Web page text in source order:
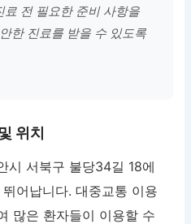
전 필요한 준비 사항을
한 진료를 받을 수 있도록
위치
시 서북구 불당34길 18에
어납니다. 대중교통 이용
많은 환자들이 이용할 수